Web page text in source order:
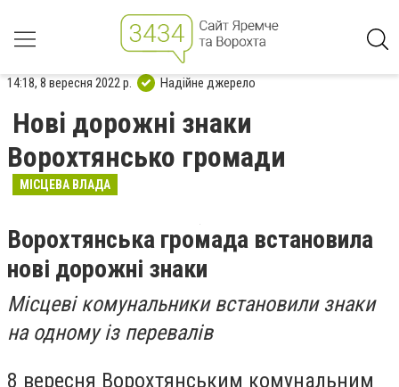
14:18, 8 вересня 2022 р. Надійне джерело
Нові дорожні знаки
Ворохтянсько громади
МІСЦЕВА ВЛАДА
Ворохтянська громада встановила
нові дорожні знаки
Місцеві комунальники встановили знаки
на одному із перевалів
8 вересня Ворохтянським комунальним